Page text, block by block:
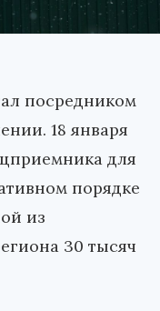
посредником
18 января
для
порядке
из
30 тысяч